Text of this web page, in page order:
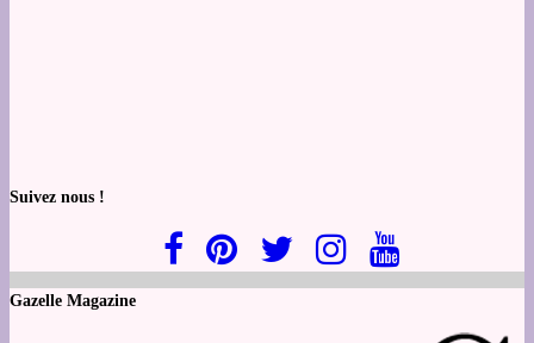
Suivez nous !
Gazelle Magazine